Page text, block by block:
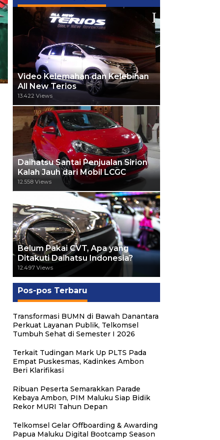
Video Kelemahan dan Kelebihan
All New Terios
13.422 Views
Daihatsu Santai Penjualan Sirion
Kalah Jauh dari Mobil LCGC
12.558 Views
Belum Pakai CVT, Apa yang
Ditakuti Daihatsu Indonesia?
12.497 Views
Pos-pos Terbaru
Transformasi BUMN di Bawah Danantara
Perkuat Layanan Publik, Telkomsel
Tumbuh Sehat di Semester I 2026
Terkait Tudingan Mark Up PLTS Pada
Empat Puskesmas, Kadinkes Ambon
Beri Klarifikasi
Ribuan Peserta Semarakkan Parade
Kebaya Ambon, PIM Maluku Siap Bidik
Rekor MURI Tahun Depan
Telkomsel Gelar Offboarding & Awarding
Papua Maluku Digital Bootcamp Season